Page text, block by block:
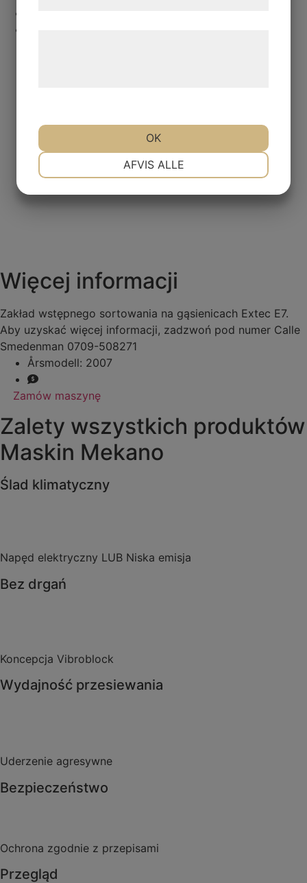
Więcej informacji
Zakład wstępnego sortowania na gąsienicach Extec E7.
Aby uzyskać więcej informacji, zadzwoń pod numer Calle
Smedenman 0709-508271
Årsmodell: 2007
Zamów maszynę
Zalety wszystkich produktów
Maskin Mekano
Ślad klimatyczny
Napęd elektryczny LUB Niska emisja
Bez drgań
Koncepcja Vibroblock
Wydajność przesiewania
Uderzenie agresywne
Bezpieczeństwo
Ochrona zgodnie z przepisami
Przegląd
AFVIS ALLE
OK